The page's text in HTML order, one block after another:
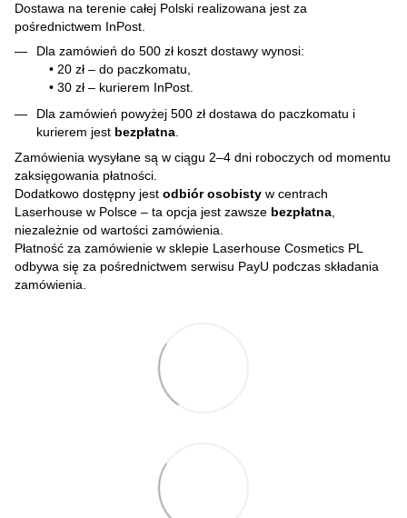
Dostawa na terenie całej Polski realizowana jest za
pośrednictwem InPost.
Dla zamówień do 500 zł koszt dostawy wynosi:
• 20 zł – do paczkomatu,
• 30 zł – kurierem InPost.
Dla zamówień powyżej 500 zł dostawa do paczkomatu i
kurierem jest bezpłatna
Zamówienia wysyłane są w ciągu 2–4 dni roboczych od momentu
zaksięgowania płatności.
Dodatkowo dostępny jest odbiór osobisty w centrach
Laserhouse w Polsce – ta opcja jest zawsze bezpłatna
niezależnie od wartości zamówienia.
Płatność za zamówienie w sklepie Laserhouse Cosmetics PL
odbywa się za pośrednictwem serwisu PayU podczas składania
zamówienia.